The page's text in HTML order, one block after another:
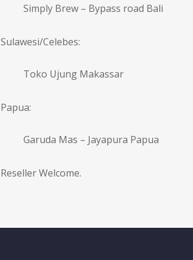
Simply Brew – Bypass road Bali
Sulawesi/Celebes:
Toko Ujung Makassar
Papua:
Garuda Mas – Jayapura Papua
Reseller Welcome.